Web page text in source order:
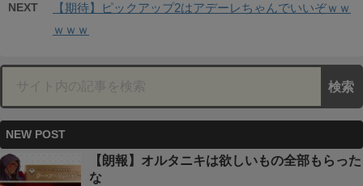
NEXT
【期待】ピックアップ2はアデーレちゃんでいいぞｗｗ
ｗｗｗ
NEW POST
【朗報】オルタニキは欲しいもの全部もらった
な